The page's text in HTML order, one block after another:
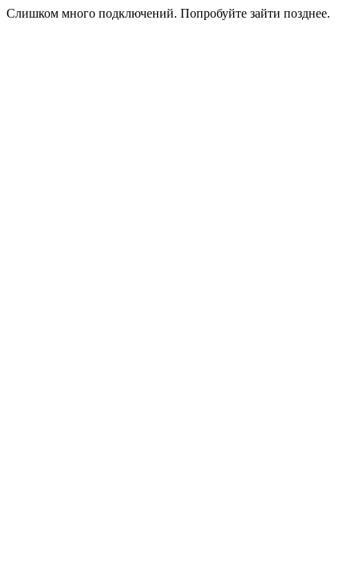
Слишком много подключений. Попробуйте зайти позднее.